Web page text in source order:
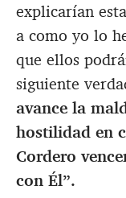
explicarían
a como yo lo
que ellos
siguiente
avance la
hostilidad en
Cordero
con Él”.